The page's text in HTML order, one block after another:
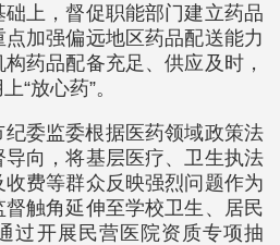
上，督促职能部门建立药品
加强偏远地区药品配送能力
药品配备充足、供应及时，
“放心药”。
委监委根据医药领域政策法
向，将基层医疗、卫生执法
费等群众反映强烈问题作为
触角延伸至学校卫生、居民
过开展民营医院资质专项抽